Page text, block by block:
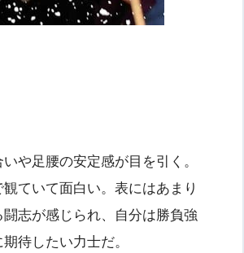
や足腰の安定感が目を引く。
ていて面白い。表にはあまり
志が感じられ、自分は勝負強
待したい力士だ。